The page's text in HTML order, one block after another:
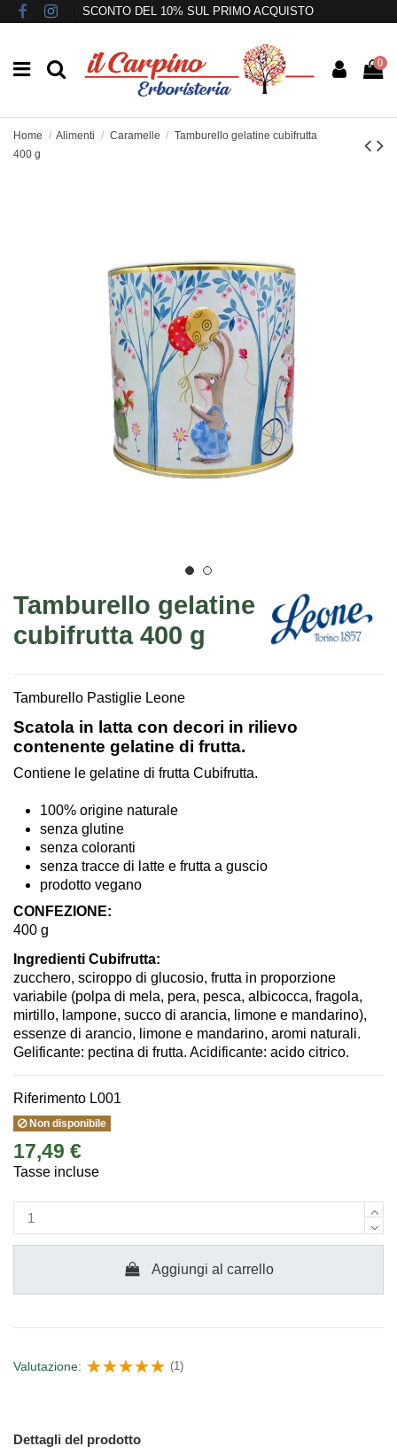
SCONTO DEL 10% SUL PRIMO ACQUISTO
0
Home Alimenti Caramelle
Tamburello gelatine cubifrutta
400 g
Tamburello gelatine
cubifrutta 400 g
Tamburello Pastiglie Leone
Scatola in latta con decori in rilievo
contenente gelatine di frutta.
Contiene le gelatine di frutta Cubifrutta.
100% origine naturale
senza glutine
senza coloranti
senza tracce di latte e frutta a guscio
prodotto vegano
CONFEZIONE:
400 g
Ingredienti Cubifrutta:
zucchero, sciroppo di glucosio, frutta in proporzione
variabile (polpa di mela, pera, pesca, albicocca, fragola,
mirtillo, lampone, succo di arancia, limone e mandarino),
essenze di arancio, limone e mandarino, aromi naturali.
Gelificante: pectina di frutta. Acidificante: acido citrico.
Riferimento L001
Non disponibile
17,49 €
Tasse incluse
Aggiungi al carrello
Valutazione: (1)
Dettagli del prodotto